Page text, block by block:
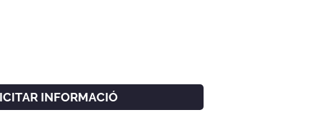
INFORMACIÓ